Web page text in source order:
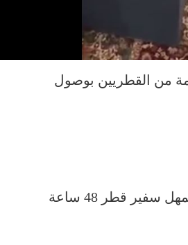
من القطريين بوصول
الخارجية المصرية تمهل سفير قطر 48 ساعة